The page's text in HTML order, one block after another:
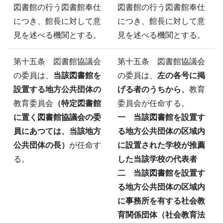
図書館の行う図書館奉仕
につき、館長に対して意
見を述べる機関とする。
図書館の行う図書館奉仕
につき、館長に対して意
見を述べる機関とする。
第十五条 図書館協議会
の委員は、 当該図書館を
設置する地方公共団体の
教育委員会 （特定図書館
に置く図書館協議会の委
員にあつては、当該地方
公共団体の長） が任命す
る。
第十五条 図書館協議会
の委員は、 左の各号に掲
げる者のうちから、 教育
委員会が任命する。
一 当該図書館を設置す
る地方公共団体の区域内
に設置された学校が推薦
した当該学校の代表者
二 当該図書館を設置す
る地方公共団体の区域内
に事務所を有する社会教
育関係団体（社会教育法